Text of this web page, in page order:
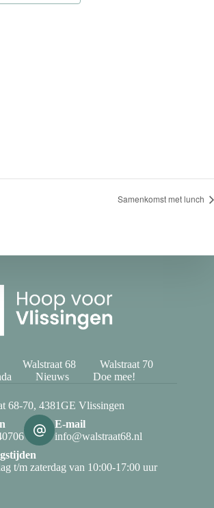
Samenkomst met lunch
Walstraat 68
Walstraat 70
Nieuws
Doe mee!
68-70, 4381GE Vlissingen
E-mail
info@walstraat68.nl
t/m zaterdag van 10:00-17:00 uur